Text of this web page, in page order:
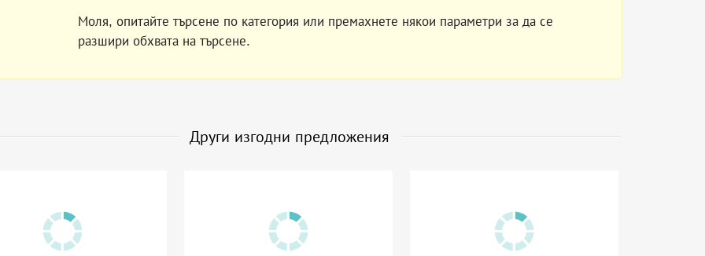
Моля, опитайте търсене по категория или премахнете някои параметри за да се
разшири обхвата на търсене.
Други изгодни предложения